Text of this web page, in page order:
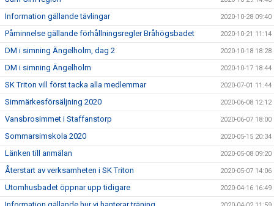
Information gällande tävlingar 2020-10-28 09:40
Påminnelse gällande förhållningsregler Bråhögsbadet 2020-10-21 11:14
DM i simning Ängelholm, dag 2 2020-10-18 18:28
DM i simning Ängelholm 2020-10-17 18:44
SK Triton vill först tacka alla medlemmar 2020-07-01 11:44
Simmärkesförsäljning 2020 2020-06-08 12:12
Vansbrosimmet i Staffanstorp 2020-06-07 18:00
Sommarsimskola 2020 2020-05-15 20:34
Länken till anmälan 2020-05-08 09:20
Återstart av verksamheten i SK Triton 2020-05-07 14:06
Utomhusbadet öppnar upp tidigare 2020-04-16 16:49